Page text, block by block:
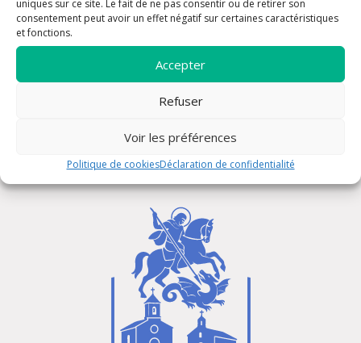
uniques sur ce site. Le fait de ne pas consentir ou de retirer son
consentement peut avoir un effet négatif sur certaines caractéristiques
et fonctions.
Accepter
Refuser
Voir les préférences
Politique de cookiesDéclaration de confidentialité
Messe